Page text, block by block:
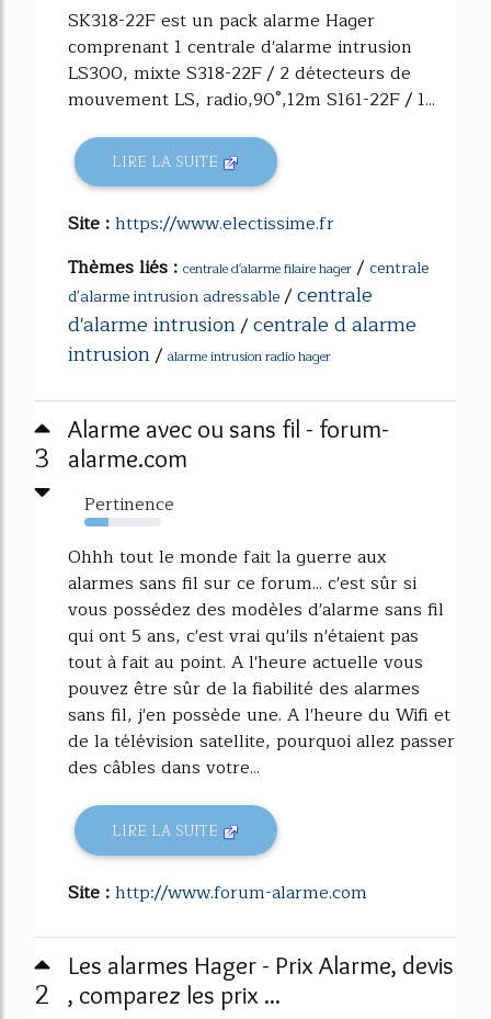
SK318-22F est un pack alarme Hager
comprenant 1 centrale d'alarme intrusion
LS300, mixte S318-22F / 2 détecteurs de
mouvement LS, radio,90°,12m S161-22F / 1...
LIRE LA SUITE
Site :https://www.electissime.fr
Thèmes liés : centrale d'alarme filaire hager / centrale
d'alarme intrusion adressable/centrale
d'alarme intrusion/centrale d alarme
intrusion/ alarme intrusion radio hager
3
Alarme avec ou sans fil - forum-
alarme.com
Pertinence
31%
Ohhh tout le monde fait la guerre aux
alarmes sans fil sur ce forum... c'est sûr si
vous possédez des modèles d'alarme sans fil
qui ont 5 ans, c'est vrai qu'ils n'étaient pas
tout à fait au point. A l'heure actuelle vous
pouvez être sûr de la fiabilité des alarmes
sans fil, j'en possède une. A l'heure du Wifi et
de la télévision satellite, pourquoi allez passer
des câbles dans votre...
LIRE LA SUITE
Site :http://www.forum-alarme.com
2
Les alarmes Hager - Prix Alarme, devis
, comparez les prix ...